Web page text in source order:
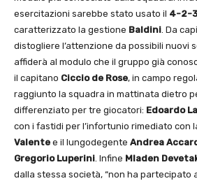
esercitazioni sarebbe stato usato il 4-2-
caratterizzato la gestione Baldini. Da
distogliere l’attenzione da possibili nuovi
affiderà al modulo che il gruppo già
il capitano Ciccio de Rose, in campo
raggiunto la squadra in mattinata dietro
differenziato per tre giocatori: Edoardo
con i fastidi per l’infortunio rimediato con
Valente e il lungodegente Andrea
Gregorio Luperini. Infine Mladen
dalla stessa società, “non ha partecipato